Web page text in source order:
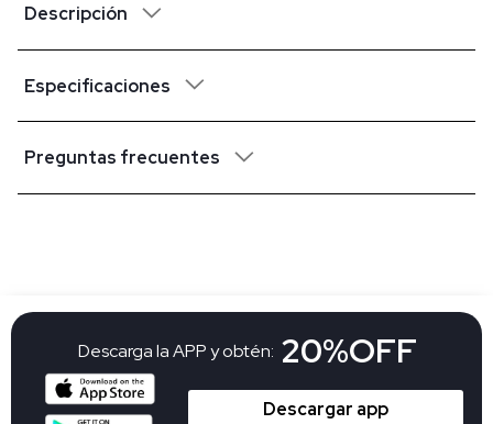
Descripción
Especificaciones
Preguntas frecuentes
Descarga la APP y obtén: 20%OFF
Descargar app